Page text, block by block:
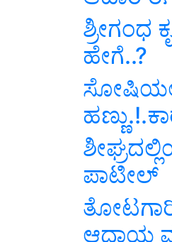
ಶ್ರೀಗಂಧ
ಹೇಗೆ..?
ಸೋಷಿಯಲ್‌
ಪಾಟೀಲ್‌
ಆದಾಯ